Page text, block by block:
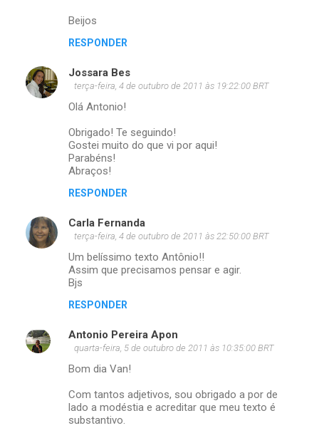
Beijos
RESPONDER
Jossara Bes
terça-feira, 4 de outubro de 2011 às 19:22:00 BRT
Olá Antonio!
Obrigado! Te seguindo!
Gostei muito do que vi por aqui!
Parabéns!
Abraços!
RESPONDER
Carla Fernanda
terça-feira, 4 de outubro de 2011 às 22:50:00 BRT
Um belíssimo texto Antônio!!
Assim que precisamos pensar e agir.
Bjs
RESPONDER
Antonio Pereira Apon
quarta-feira, 5 de outubro de 2011 às 10:35:00 BRT
Bom dia Van!
Com tantos adjetivos, sou obrigado a por de
lado a modéstia e acreditar que meu texto é
substantivo.